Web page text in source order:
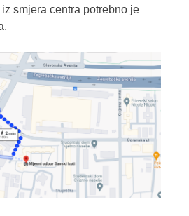
smjera centra potrebno je